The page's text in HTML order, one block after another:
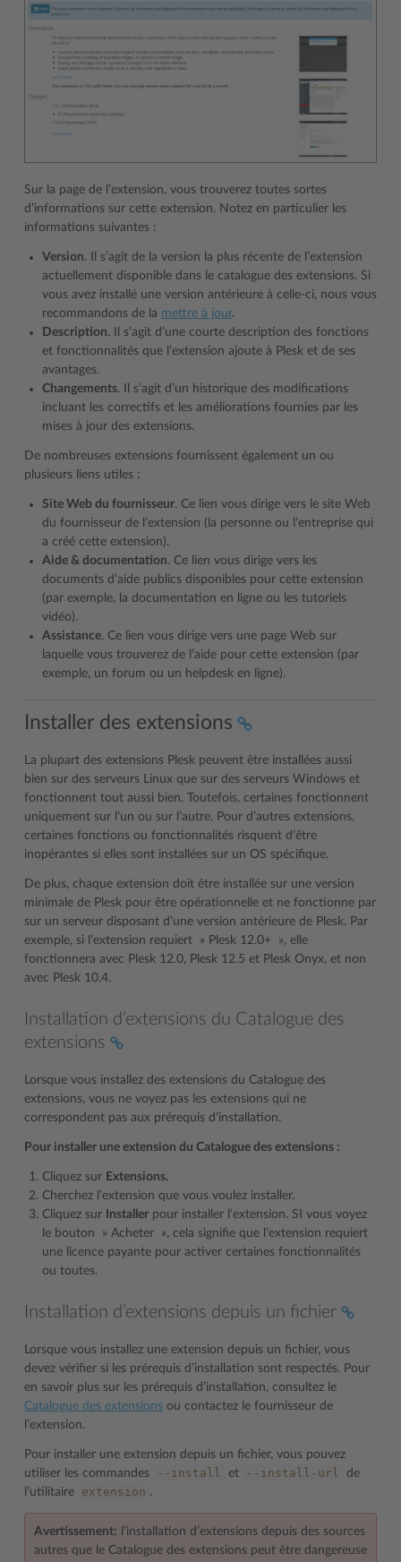
Sur la page de l’extension, vous trouverez toutes sortes
d’informations sur cette extension. Notez en particulier les
informations suivantes :
Version. Il s’agit de la version la plus récente de l’extension
actuellement disponible dans le catalogue des extensions. Si
vous avez installé une version antérieure à celle-ci, nous vous
recommandons de la mettre à jour.
Description. Il s’agit d’une courte description des fonctions
et fonctionnalités que l’extension ajoute à Plesk et de ses
avantages.
Changements. Il s’agit d’un historique des modifications
incluant les correctifs et les améliorations fournies par les
mises à jour des extensions.
De nombreuses extensions fournissent également un ou
plusieurs liens utiles :
Site Web du fournisseur. Ce lien vous dirige vers le site Web
du fournisseur de l’extension (la personne ou l’entreprise qui
a créé cette extension).
Aide & documentation. Ce lien vous dirige vers les
documents d’aide publics disponibles pour cette extension
(par exemple, la documentation en ligne ou les tutoriels
vidéo).
Assistance. Ce lien vous dirige vers une page Web sur
laquelle vous trouverez de l’aide pour cette extension (par
exemple, un forum ou un helpdesk en ligne).
Installer des extensions
La plupart des extensions Plesk peuvent être installées aussi
bien sur des serveurs Linux que sur des serveurs Windows et
fonctionnent tout aussi bien. Toutefois, certaines fonctionnent
uniquement sur l’un ou sur l’autre. Pour d’autres extensions,
certaines fonctions ou fonctionnalités risquent d’être
inopérantes si elles sont installées sur un OS spécifique.
De plus, chaque extension doit être installée sur une version
minimale de Plesk pour être opérationnelle et ne fonctionne par
sur un serveur disposant d’une version antérieure de Plesk. Par
exemple, si l’extension requiert » Plesk 12.0+ », elle
fonctionnera avec Plesk 12.0, Plesk 12.5 et Plesk Onyx, et non
avec Plesk 10.4.
Installation d’extensions du Catalogue des
extensions
Lorsque vous installez des extensions du Catalogue des
extensions, vous ne voyez pas les extensions qui ne
correspondent pas aux prérequis d’installation.
Pour installer une extension du Catalogue des extensions :
Cliquez sur Extensions.
Cherchez l’extension que vous voulez installer.
Cliquez sur
Installer pour installer l’extension. SI vous voyez
le bouton » Acheter », cela signifie que l’extension requiert
une licence payante pour activer certaines fonctionnalités
ou toutes.
Installation d’extensions depuis un fichier
Lorsque vous installez une extension depuis un fichier, vous
devez vérifier si les prérequis d’installation sont respectés. Pour
en savoir plus sur les prérequis d’installation, consultez le
Catalogue des extensions ou contactez le fournisseur de
l’extension.
Pour installer une extension depuis un fichier, vous pouvez
utiliser les commandes
--install et --install-url
de
l’utilitaire
extension .
Avertissement: l’installation d’extensions depuis des sources
autres que le Catalogue des extensions peut être dangereuse